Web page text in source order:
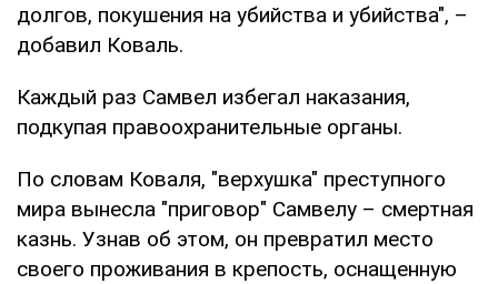
долгов, покушения на убийства и убийства", –
добавил Коваль.
Каждый раз Самвел избегал наказания,
подкупая правоохранительные органы.
По словам Коваля, "верхушка" преступного
мира вынесла "приговор" Самвелу – смертная
казнь. Узнав об этом, он превратил место
своего проживания в крепость, оснащенную